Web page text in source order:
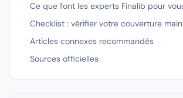
Ce que font les experts Finalib pour
Checklist : vérifier votre couverture
Articles connexes recommandés
Sources officielles